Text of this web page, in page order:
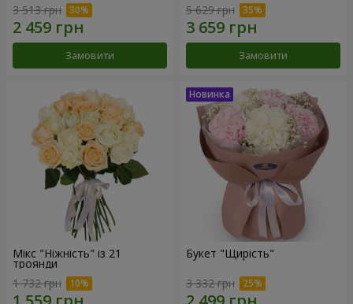
3 513 грн
Замовити
5 629 грн
Замовити
Мікс "Ніжність" із 21
троянди
1 732 грн
Букет "Щирість"
3 332 грн